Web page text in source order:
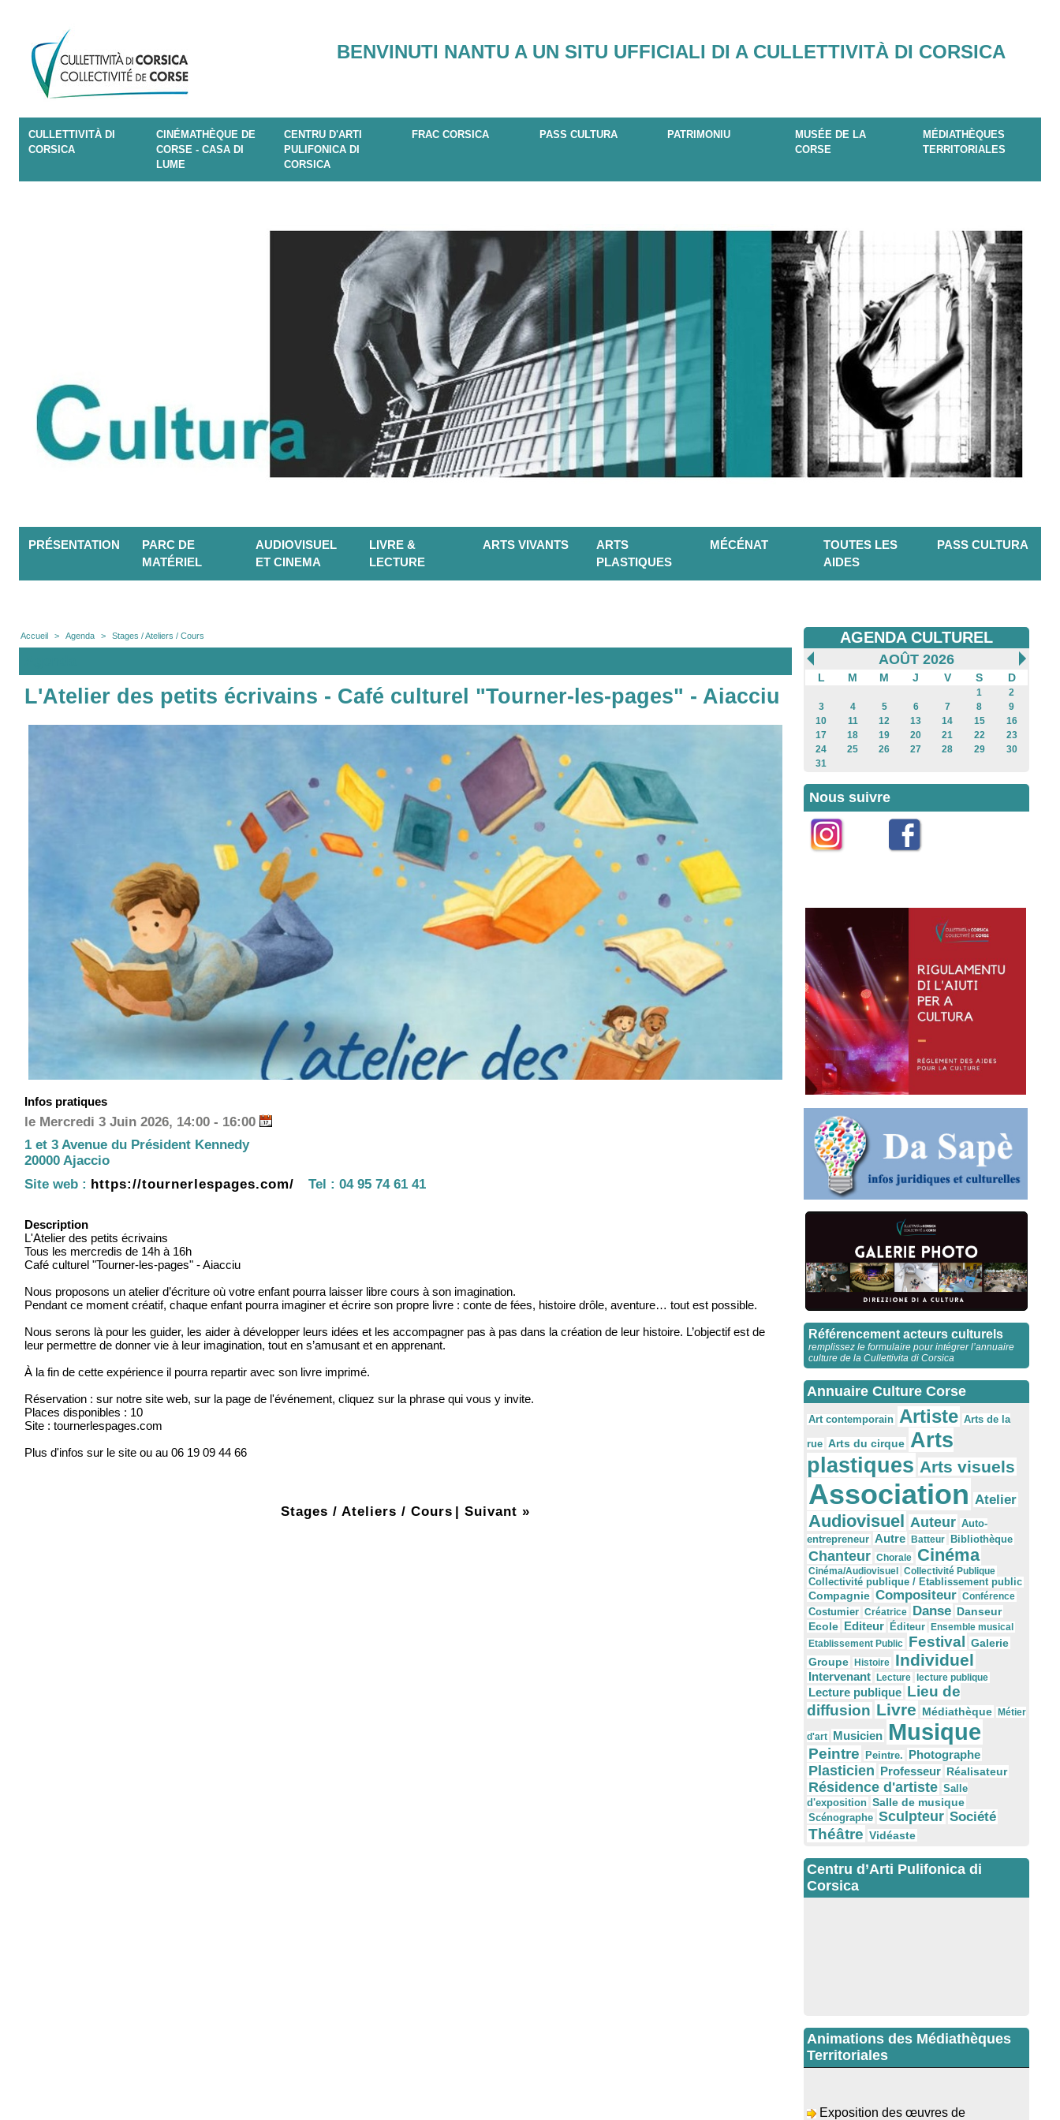
BENVINUTI NANTU A UN SITU UFFICIALI DI A CULLETTIVITÀ DI CORSICA
CULLETTIVITÀ DI
CORSICA
CINÉMATHÈQUE DE
CORSE - CASA DI
LUME
CENTRU D'ARTI
PULIFONICA DI
CORSICA
FRAC CORSICA PASS CULTURA PATRIMONIU
MUSÉE DE LA
CORSE
MÉDIATHÈQUES
TERRITORIALES
PRÉSENTATION
PARC DE
MATÉRIEL
AUDIOVISUEL
ET CINEMA
LIVRE &
LECTURE
ARTS VIVANTS
ARTS
PLASTIQUES
MÉCÉNAT
TOUTES LES
AIDES
PASS CULTURA
Accueil > Agenda > Stages / Ateliers / Cours
L'Atelier des petits écrivains - Café culturel "Tourner-les-pages" - Aiacciu
Infos pratiques
le Mercredi 3 Juin 2026, 14:00 - 16:00
1 et 3 Avenue du Président Kennedy
20000 Ajaccio
Site web : https://tournerlespages.com/ Tel : 04 95 74 61 41
Description
L'Atelier des petits écrivains
Tous les mercredis de 14h à 16h
Café culturel "Tourner-les-pages" - Aiacciu
Nous proposons un atelier d’écriture où votre enfant pourra laisser libre cours à son imagination.
Pendant ce moment créatif, chaque enfant pourra imaginer et écrire son propre livre : conte de fées, histoire drôle, aventure… tout est possible.
Nous serons là pour les guider, les aider à développer leurs idées et les accompagner pas à pas dans la création de leur histoire. L’objectif est de
leur permettre de donner vie à leur imagination, tout en s’amusant et en apprenant.
À la fin de cette expérience il pourra repartir avec son livre imprimé.
Réservation : sur notre site web, sur la page de l'événement, cliquez sur la phrase qui vous y invite.
Places disponibles : 10
Site : tournerlespages.com
Plus d'infos sur le site ou au 06 19 09 44 66
Stages / Ateliers / Cours | Suivant »
AGENDA CULTUREL
AOÛT 2026
L M M J V S D
1
2
3
4 5 6 7 8
9
10
11 12 13 14 15
16
17
18 19 20 21 22
23
24
25 26 27 28 29
30
31
Nous suivre
Référencement acteurs culturels
remplissez le formulaire pour intégrer l’annuaire
culture de la Cullettivita di Corsica
Annuaire Culture Corse
Art contemporain Artiste Arts de la
rue Arts du cirque Arts
plastiques Arts visuels
Association Atelier
Audiovisuel Auteur Auto-
entrepreneur Autre Batteur Bibliothèque
Chanteur Chorale Cinéma
Cinéma/Audiovisuel
Collectivité Publique
Collectivité publique / Etablissement public
Compagnie Compositeur Conférence
Costumier Créatrice Danse Danseur
Ecole Editeur Éditeur
Ensemble musical
Etablissement Public Festival Galerie
Groupe
Histoire Individuel
Intervenant Lecture lecture publique
Lecture publique Lieu de
diffusion Livre Médiathèque Métier
d'art Musicien Musique
Peintre Peintre. Photographe
Plasticien Professeur Réalisateur
Résidence d'artiste Salle
d'exposition Salle de musique
Scénographe Sculpteur Société
Théâtre Vidéaste
Centru d’Arti Pulifonica di
Corsica
Animations des Médiathèques
Territoriales
Dominique Malberti Morin : "Racines,